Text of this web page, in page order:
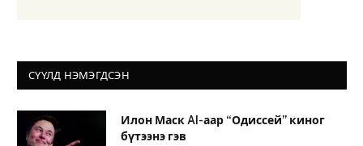
СҮҮЛД НЭМЭГДСЭН
Илон Маск AI-аар “Одиссей” киног
бүтээнэ гэв